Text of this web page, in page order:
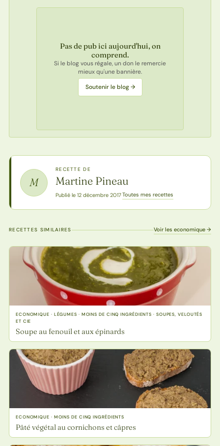
Pas de pub ici aujourd'hui, on
comprend.
Si le blog vous régale, un don le remercie
mieux qu'une bannière.
Soutenir le blog →
M
RECETTE DE
Martine Pineau
Publié le 12 décembre 2017·Toutes mes recettes
RECETTES SIMILAIRES Voir les economique →
ECONOMIQUE · LÉGUMES · MOINS DE CINQ INGRÉDIENTS · SOUPES, VELOUTÉS
ET CIE
Soupe au fenouil et aux épinards
ECONOMIQUE · MOINS DE CINQ INGRÉDIENTS
Pâté végétal au cornichons et câpres